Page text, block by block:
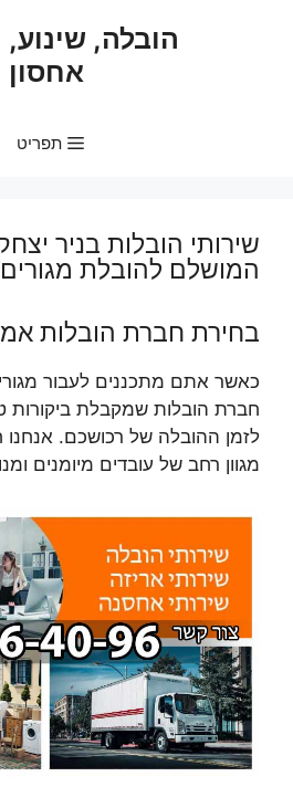
הובלה, שינוע,
אחסון
תפריט
שירותי הובלות בניר
המושלם להובלת
בחירת חברת הובלות
כאשר אתם מתכננים לעבור
חברת הובלות שמקבלת ביקורות
לזמן ההובלה של רכושכם. אנחנו
מגוון רחב של עובדים מיומנים